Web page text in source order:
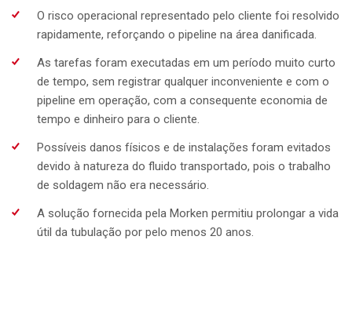
O risco operacional representado pelo cliente foi resolvido
rapidamente, reforçando o pipeline na área danificada.
As tarefas foram executadas em um período muito curto
de tempo, sem registrar qualquer inconveniente e com o
pipeline em operação, com a consequente economia de
tempo e dinheiro para o cliente.
Possíveis danos físicos e de instalações foram evitados
devido à natureza do fluido transportado, pois o trabalho
de soldagem não era necessário.
A solução fornecida pela Morken permitiu prolongar a vida
útil da tubulação por pelo menos 20 anos.